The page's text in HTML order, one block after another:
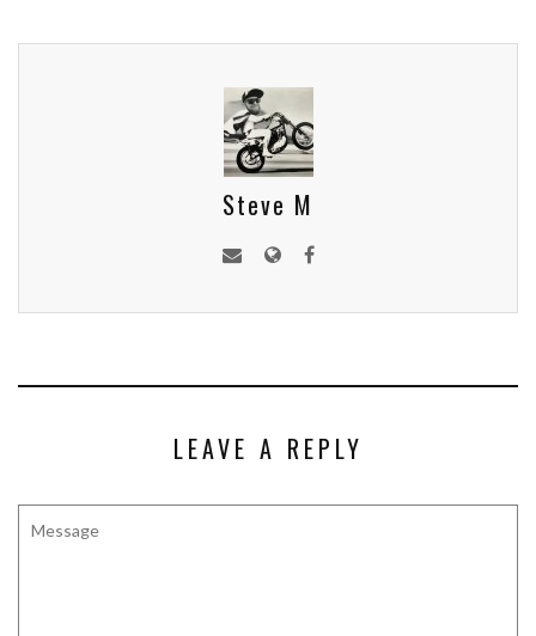
Steve M
LEAVE A REPLY